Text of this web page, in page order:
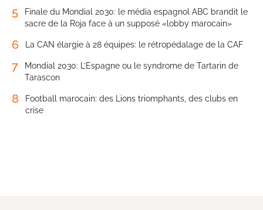
5
Finale du Mondial 2030: le média espagnol ABC brandit le
sacre de la Roja face à un supposé «lobby marocain»
6 La CAN élargie à 28 équipes: le rétropédalage de la CAF
7
Mondial 2030: L’Espagne ou le syndrome de Tartarin de
Tarascon
8
Football marocain: des Lions triomphants, des clubs en
crise